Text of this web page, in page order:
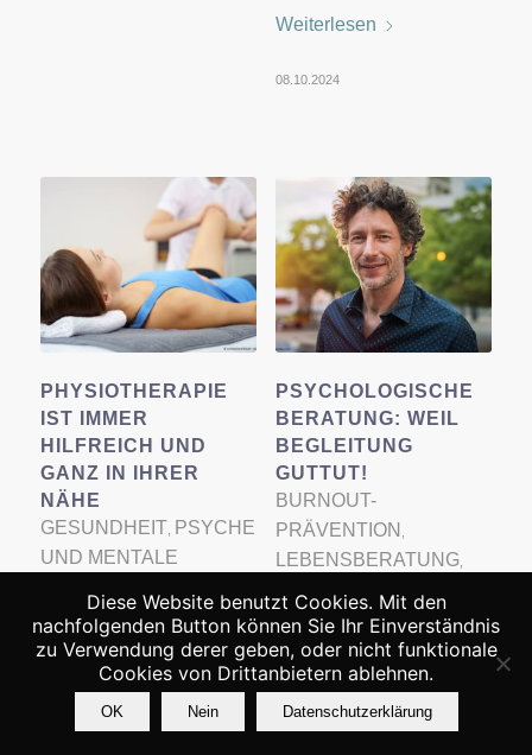
Weiterlesen
08.10.2024
PHYSIOTHERAPIE
IST IMMER
HILFREICH UND
GANZ IN IHRER
NÄHE
GESUNDHEIT PSYCHE
UND MENTALE
STRESSBEWÄLTIGUNG
ANGEHEN,
VERÄNDERUNG
Wir Menschen bewegen uns
PSYCHOLOGISCHE
BERATUNG: WEIL
BEGLEITUNG
GUTTUT!
BURNOUT-
PRÄVENTION
LEBENSBERATUNG,
PSYCHE UND
MENTALE
GESUNDHEIT,
STRESSBEWÄLTIGUNG
ANGEHEN
Diese Website benutzt Cookies. Mit den
nachfolgenden Button können Sie Ihr Einverständnis
zu Verwendung derer geben, oder nicht funktionale
Cookies von Drittanbietern ablehnen.
OK Nein Datenschutzerklärung